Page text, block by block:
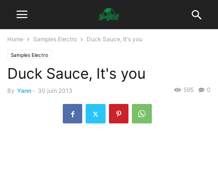
Home Samples Electro Duck Sauce, It's you
Samples Electro
Duck Sauce, It's you
By Yann - 30 juin 2013 0
595